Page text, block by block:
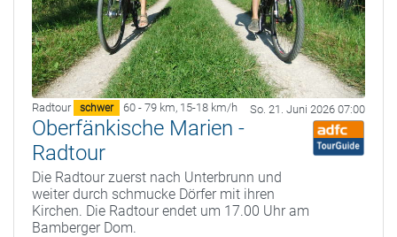
Radtour schwer 60 - 79 km, 15-18 km/h So. 21. Juni 2026 07:00
Oberfänkische Marien -
Radtour
Die Radtour zuerst nach Unterbrunn und
weiter durch schmucke Dörfer mit ihren
Kirchen. Die Radtour endet um 17.00 Uhr am
Bamberger Dom.